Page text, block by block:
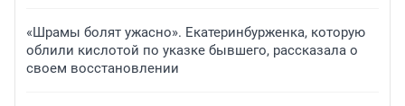
«Шрамы болят ужасно». Екатеринбурженка, которую
облили кислотой по указке бывшего, рассказала о
своем восстановлении